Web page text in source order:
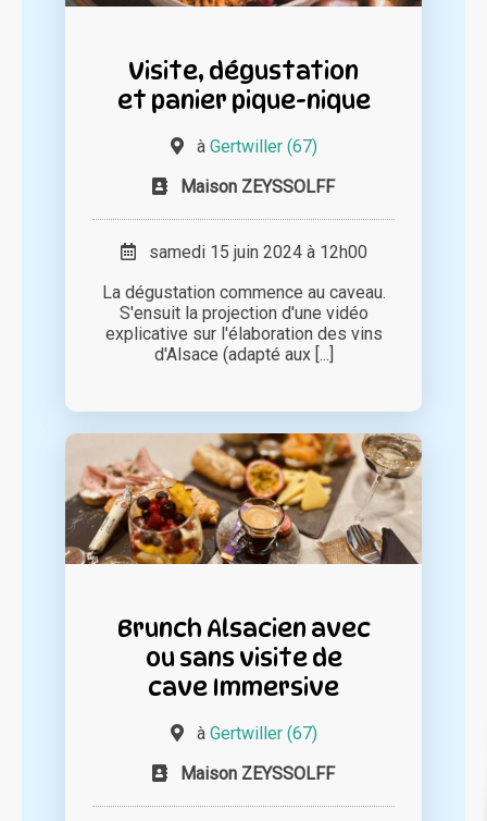
Visite, dégustation
et panier pique-nique
à Gertwiller (67)
Maison ZEYSSOLFF
samedi 15 juin 2024 à 12h00
La dégustation commence au caveau.
S'ensuit la projection d'une vidéo
explicative sur l'élaboration des vins
d'Alsace (adapté aux [...]
Brunch Alsacien avec
ou sans visite de
cave Immersive
à Gertwiller (67)
Maison ZEYSSOLFF